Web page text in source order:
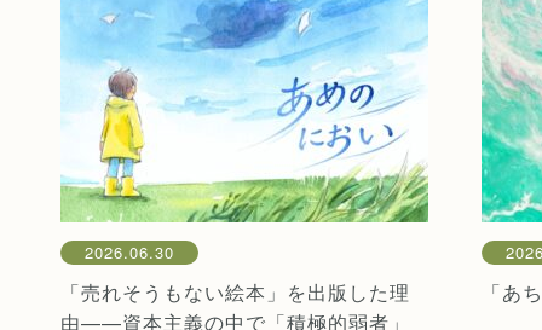
2026.06.30
「売れそうもない絵本」を出版した理
由——資本主義の中で「積極的弱者」
「あ